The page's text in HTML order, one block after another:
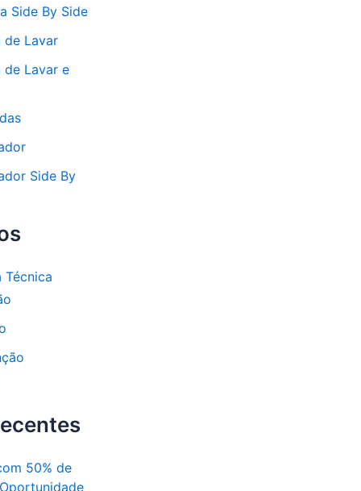
Side By Side
de Lavar
de Lavar e
Side By
Técnica
50% de